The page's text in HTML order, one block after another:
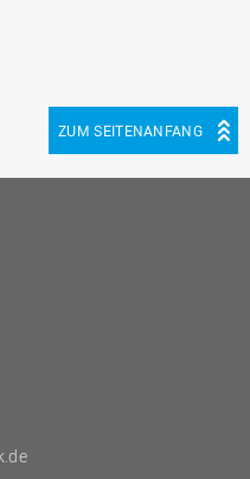
ZUM SEITENANFANG